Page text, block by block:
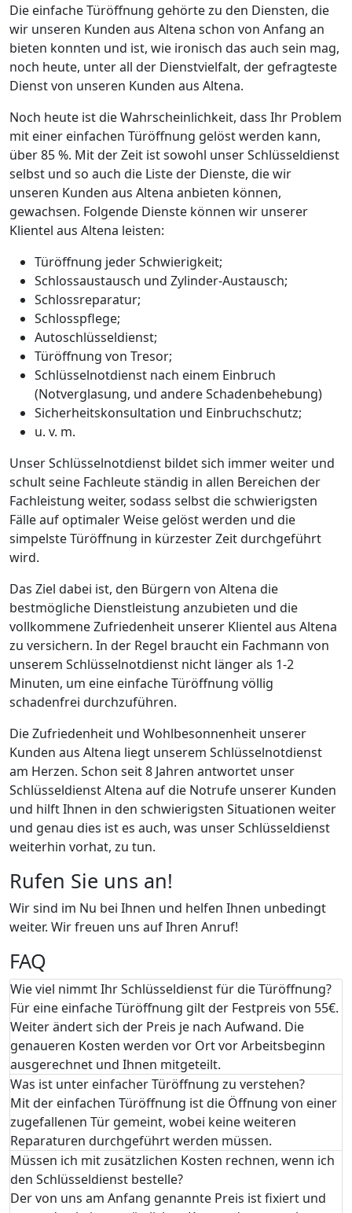
Die einfache Türöffnung gehörte zu den Diensten, die
wir unseren Kunden aus Altena schon von Anfang an
bieten konnten und ist, wie ironisch das auch sein mag,
noch heute, unter all der Dienstvielfalt, der gefragteste
Dienst von unseren Kunden aus Altena.
Noch heute ist die Wahrscheinlichkeit, dass Ihr Problem
mit einer einfachen Türöffnung gelöst werden kann,
über 85 %. Mit der Zeit ist sowohl unser Schlüsseldienst
selbst und so auch die Liste der Dienste, die wir
unseren Kunden aus Altena anbieten können,
gewachsen. Folgende Dienste können wir unserer
Klientel aus Altena leisten:
Türöffnung jeder Schwierigkeit;
Schlossaustausch und Zylinder-Austausch;
Schlossreparatur;
Schlosspflege;
Autoschlüsseldienst;
Türöffnung von Tresor;
Schlüsselnotdienst nach einem Einbruch
(Notverglasung, und andere Schadenbehebung)
Sicherheitskonsultation und Einbruchschutz;
u. v. m.
Unser Schlüsselnotdienst bildet sich immer weiter und
schult seine Fachleute ständig in allen Bereichen der
Fachleistung weiter, sodass selbst die schwierigsten
Fälle auf optimaler Weise gelöst werden und die
simpelste Türöffnung in kürzester Zeit durchgeführt
wird.
Das Ziel dabei ist, den Bürgern von Altena die
bestmögliche Dienstleistung anzubieten und die
vollkommene Zufriedenheit unserer Klientel aus Altena
zu versichern. In der Regel braucht ein Fachmann von
unserem Schlüsselnotdienst nicht länger als 1-2
Minuten, um eine einfache Türöffnung völlig
schadenfrei durchzuführen.
Die Zufriedenheit und Wohlbesonnenheit unserer
Kunden aus Altena liegt unserem Schlüsselnotdienst
am Herzen. Schon seit 8 Jahren antwortet unser
Schlüsseldienst Altena auf die Notrufe unserer Kunden
und hilft Ihnen in den schwierigsten Situationen weiter
und genau dies ist es auch, was unser Schlüsseldienst
weiterhin vorhat, zu tun.
Rufen Sie uns an!
Wir sind im Nu bei Ihnen und helfen Ihnen unbedingt
weiter. Wir freuen uns auf Ihren Anruf!
FAQ
Wie viel nimmt Ihr Schlüsseldienst für die Türöffnung?
Für eine einfache Türöffnung gilt der Festpreis von 55€.
Weiter ändert sich der Preis je nach Aufwand. Die
genaueren Kosten werden vor Ort vor Arbeitsbeginn
ausgerechnet und Ihnen mitgeteilt.
Was ist unter einfacher Türöffnung zu verstehen?
Mit der einfachen Türöffnung ist die Öffnung von einer
zugefallenen Tür gemeint, wobei keine weiteren
Reparaturen durchgeführt werden müssen.
Müssen ich mit zusätzlichen Kosten rechnen, wenn ich
den Schlüsseldienst bestelle?
Der von uns am Anfang genannte Preis ist fixiert und